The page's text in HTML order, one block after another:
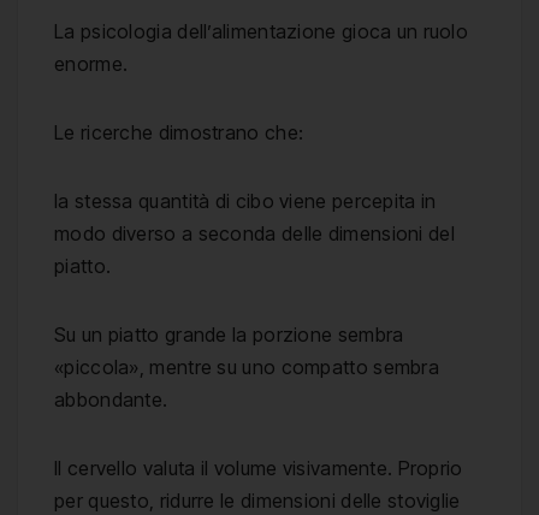
La psicologia dell’alimentazione gioca un ruolo
enorme.
Le ricerche dimostrano che:
la stessa quantità di cibo viene percepita in
modo diverso a seconda delle dimensioni del
piatto.
Su un piatto grande la porzione sembra
«piccola», mentre su uno compatto sembra
abbondante.
Il cervello valuta il volume visivamente. Proprio
per questo, ridurre le dimensioni delle stoviglie